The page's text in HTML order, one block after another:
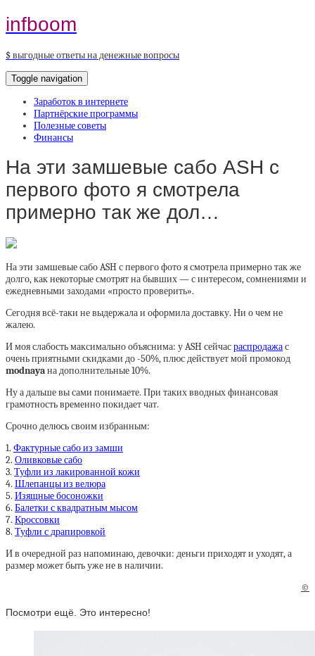
infboom
$ выгодные ответы на денежные вопросы
Toggle navigation
Заработок в интернете
Партнёрские программы
Полезные советы
Финансы
На эти замшевые сабо ASH с
первого фото я смотрела
примерно так же дол…
На эти замшевые сабо ASH с первого фото я смотрела примерно так же
долго, как некоторые смотрят на бывших — с интересом, сомнениями и
ежедневными заходами «просто проверить».
Сегодня всё-таки не выдержала и оформила доставку. Ни о чем не
жалею.
И моя слабость максимально объяснима: у ASH сейчасраспродажас
очень приятными скидками до -50%, плюс действует мой промокод
modnayaна дополнительные 10%.
Ну а дальше вы сами понимаете. При таких вводных финансовая
грамотность временно покидает чат.
Срочно делюсь своим избранным:
1. Фактурные сабо из замши
2. Оливковые сабо
3. Туфли из лакированной кожи
4. Шлепанцы из велюра
5. Изящные босоножки
6. Балетки с квадратным мысом
7. Кроссовки
8. Туфли с драпировкой
И в очередной раз напоминаю, девочки: деньги приходят и уходят, а
размер может быть уже не в наличии.
©
Посмотри ещё. Это интересно!